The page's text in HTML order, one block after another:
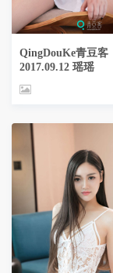
QingDouKe青豆客
2017.09.12 瑶瑶